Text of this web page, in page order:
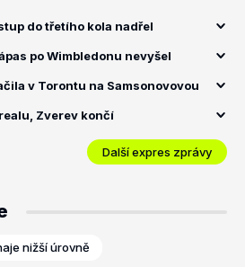
do třetího kola nadřel
po Wimbledonu nevyšel
v Torontu na Samsonovovou
Zverev končí
Další expres zprávy
nižší úrovně